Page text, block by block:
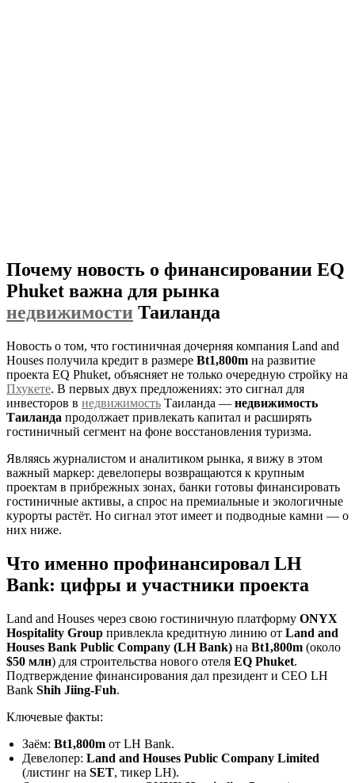
Почему новость о финансировании EQ
Phuket важна для рынка
недвижимости Таиланда
Новость о том, что гостиничная дочерняя компания Land and
Houses получила кредит в размере Bt1,800m на развитие
проекта EQ Phuket, объясняет не только очередную стройку на
Пхукете. В первых двух предложениях: это сигнал для
инвесторов в недвижимость Таиланда — недвижимость
Таиланда продолжает привлекать капитал и расширять
гостиничный сегмент на фоне восстановления туризма.
Являясь журналистом и аналитиком рынка, я вижу в этом
важный маркер: девелоперы возвращаются к крупным
проектам в прибрежных зонах, банки готовы финансировать
гостиничные активы, а спрос на премиальные и экологичные
курорты растёт. Но сигнал этот имеет и подводные камни — о
них ниже.
Что именно профинансировал LH
Bank: цифры и участники проекта
Land and Houses через свою гостиничную платформу ONYX
Hospitality Group привлекла кредитную линию от Land and
Houses Bank Public Company (LH Bank) на Bt1,800m (около
$50 млн) для строительства нового отеля EQ Phuket.
Подтверждение финансирования дал президент и CEO LH
Bank Shih Jiing-Fuh.
Ключевые факты:
Заём: Bt1,800m от LH Bank.
Девелопер: Land and Houses Public Company Limited
(листинг на SET, тикер LH).